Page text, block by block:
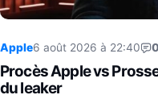
Apple6 août 2026 à 22:40 0
Procès Apple vs
du leaker